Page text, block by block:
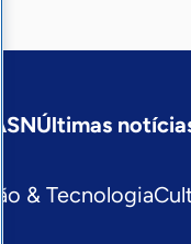
Últimas
& Tecnologia